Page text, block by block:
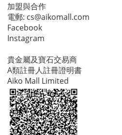
加盟與合作
電郵: cs@aikomall.com
Facebook
Instagram
貴金屬及寶石交易商
A類註冊人註冊證明書
Aiko Mall Limited